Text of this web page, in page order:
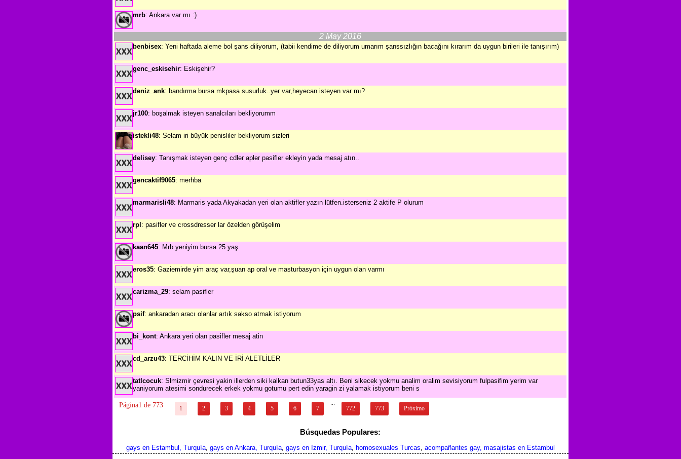
mrb: Ankara var mı :)
2 May 2016
benbisex: Yeni haftada aleme bol şans diliyorum, (tabii kendime de diliyorum umarım şanssızlığın bacağını kırarım da uygun birileri ile tanışırım)
genc_eskisehir: Eskişehir?
deniz_ank: bandırma bursa mkpasa susurluk..yer var,heyecan isteyen var mı?
jr100: boşalmak isteyen sanalcıları bekliyorumm
istekli48: Selam iri büyük penisliler bekliyorum sizleri
delisey: Tanışmak isteyen genç cdler apler pasifler ekleyin yada mesaj atın..
gencaktif9065: merhba
marmarisli48: Marmaris yada Akyakadan yeri olan aktifler yazın lütfen.isterseniz 2 aktife P olurum
rpl : pasifler ve crossdresser lar özelden görüşelim
kaan645: Mrb yeniyim bursa 25 yaş
eros35: Gaziemirde yim araç var,şuan ap oral ve masturbasyon için uygun olan varmı
carizma_29: selam pasifler
psif: ankaradan aracı olanlar artık sakso atmak istiyorum
bi_kont: Ankara yeri olan pasifler mesaj atin
cd_arzu43: TERCİHİM KALIN VE İRİ ALETLİLER
tatlcocuk: Slmizmir çevresi yakin illerden siki kalkan butun33yas altı. Beni sikecek yokmu analim oralim sevisiyorum fulpasifim yerim var
yaniyorum atesimi sondurecek erkek yokmu gotumu pert edin yaragin zi yalamak istiyorum beni s
Página1 de 773 1 2 3 4 5 6 7
...
772 773 Próximo
Búsquedas Populares:
gays en Estambul, Turquía, gays en Ankara, Turquía, gays en Izmir, Turquía, homosexuales Turcas acompañantes gay, masajistas en Estambul